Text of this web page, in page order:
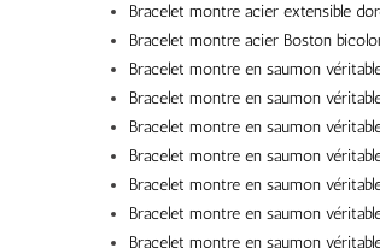
Bracelet montre acier extensible
Bracelet montre acier Boston
Bracelet montre en saumon
Bracelet montre en saumon
Bracelet montre en saumon
Bracelet montre en saumon
Bracelet montre en saumon
Bracelet montre en saumon
Bracelet montre en saumon